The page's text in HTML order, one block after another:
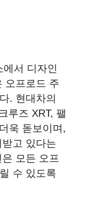
서 디자인
오프로드 주
. 현대차의
루즈 XRT, 팰
욱 돋보이며,
고 있다는
모든 오프
수 있도록